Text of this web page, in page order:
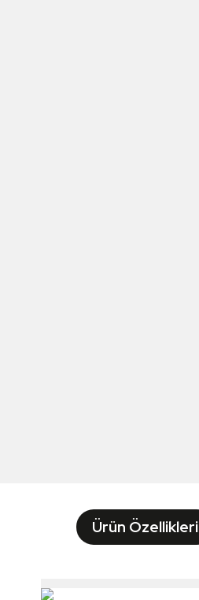
Ürün Özellikleri